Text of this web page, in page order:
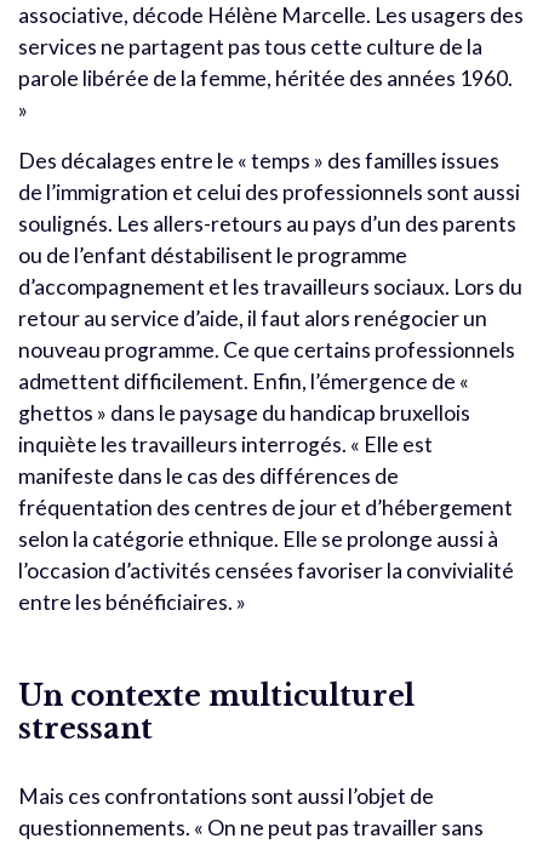
associative, décode Hélène Marcelle. Les usagers des
services ne partagent pas tous cette culture de la
parole libérée de la femme, héritée des années 1960.
»
Des décalages entre le « temps » des familles issues
de l’immigration et celui des professionnels sont aussi
soulignés. Les allers-retours au pays d’un des parents
ou de l’enfant déstabilisent le programme
d’accompagnement et les travailleurs sociaux. Lors du
retour au service d’aide, il faut alors renégocier un
nouveau programme. Ce que certains professionnels
admettent difficilement. Enfin, l’émergence de «
ghettos » dans le paysage du handicap bruxellois
inquiète les travailleurs interrogés. « Elle est
manifeste dans le cas des différences de
fréquentation des centres de jour et d’hébergement
selon la catégorie ethnique. Elle se prolonge aussi à
l’occasion d’activités censées favoriser la convivialité
entre les bénéficiaires. »
Un contexte multiculturel
stressant
Mais ces confrontations sont aussi l’objet de
questionnements. « On ne peut pas travailler sans